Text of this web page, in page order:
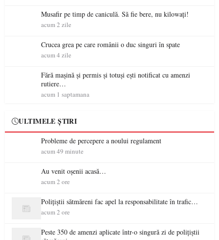
Musafir pe timp de caniculă. Să fie bere, nu kilowați!
acum 2 zile
Crucea grea pe care românii o duc singuri în spate
acum 4 zile
Fără mașină și permis și totuși ești notificat cu amenzi
rutiere…
acum 1 saptamana
ULTIMELE ȘTIRI
Probleme de percepere a noului regulament
acum 49 minute
Au venit oșenii acasă…
acum 2 ore
Polițiștii sătmăreni fac apel la responsabilitate în trafic…
acum 2 ore
Peste 350 de amenzi aplicate într-o singură zi de polițiștii